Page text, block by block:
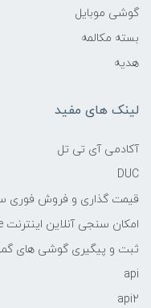
گوشی موبایل
بسته مکالمه
هدیه
لینک های مفید
آکادمی آی تی تل
DUC
قیمت گذاری و فروش فوری
امکان سنجی آنلاین اینترنت TD-Lte
ثبت و پیگیری گوشی های
api
api2